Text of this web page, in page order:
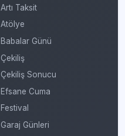
Artı Taksit
Atölye
Babalar Günü
Çekiliş
Çekiliş Sonucu
Efsane Cuma
Festival
Garaj Günleri